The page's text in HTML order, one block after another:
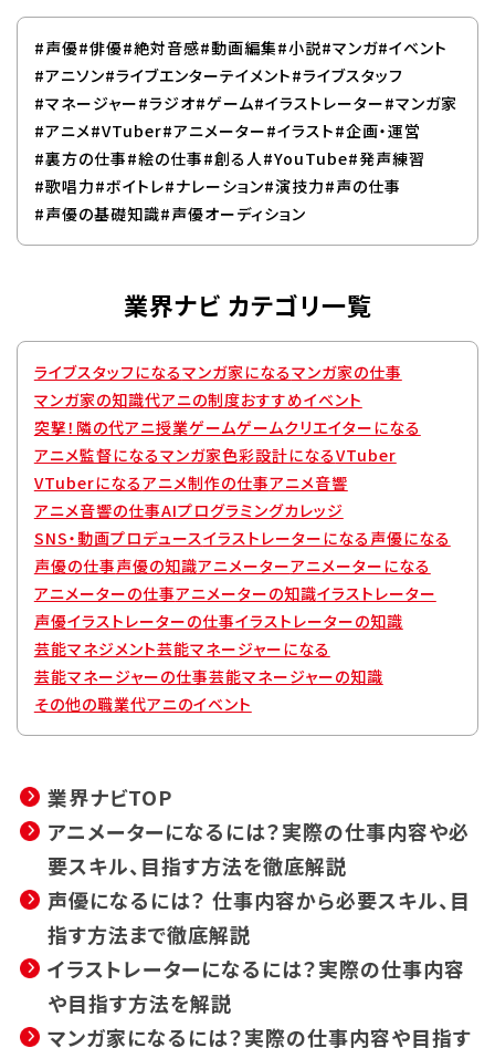
新着情報
Q&A・お問い合わせ
大学・社会人の方へ
高校3年生の方へ
代アニグループサイト 企業情報
#声優#俳優#絶対音感#動画編集#小説#マンガ#イベント
#アニソン#ライブエンターテイメント#ライブスタッフ
#マネージャー#ラジオ#ゲーム#イラストレーター#マンガ家
#アニメ#VTuber#アニメーター#イラスト#企画・運営
#裏方の仕事#絵の仕事#創る人#YouTube#発声練習
#歌唱力#ボイトレ#ナレーション#演技力#声の仕事
#声優の基礎知識#声優オーディション
業界ナビ カテゴリ一覧
ライブスタッフになるマンガ家になるマンガ家の仕事
マンガ家の知識代アニの制度おすすめイベント
突撃！隣の代アニ授業ゲームゲームクリエイターになる
アニメ監督になるマンガ家色彩設計になるVTuber
VTuberになるアニメ制作の仕事アニメ音響
アニメ音響の仕事AIプログラミングカレッジ
SNS・動画プロデュースイラストレーターになる 声優になる
声優の仕事声優の知識アニメーターアニメーターになる
アニメーターの仕事アニメーターの知識イラストレーター
声優イラストレーターの仕事イラストレーターの知識
芸能マネジメント芸能マネージャーになる
芸能マネージャーの仕事芸能マネージャーの知識
その他の職業代アニのイベント
業界ナビTOP
アニメーターになるには？実際の仕事内容や必
要スキル、目指す方法を徹底解説
声優になるには？ 仕事内容から必要スキル、目
指す方法まで徹底解説
イラストレーターになるには？実際の仕事内容
や目指す方法を解説
マンガ家になるには？実際の仕事内容や目指す